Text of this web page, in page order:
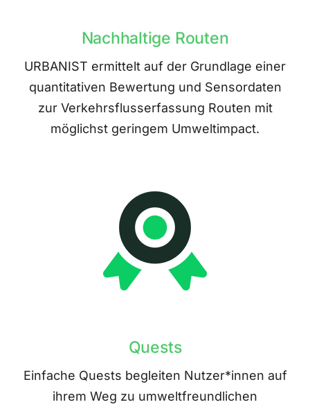
Nachhaltige Routen
URBANIST ermittelt auf der Grundlage einer
quantitativen Bewertung und Sensordaten
zur Verkehrsflusserfassung Routen mit
möglichst geringem Umweltimpact.
Quests
Einfache Quests begleiten Nutzer*innen auf
ihrem Weg zu umweltfreundlichen